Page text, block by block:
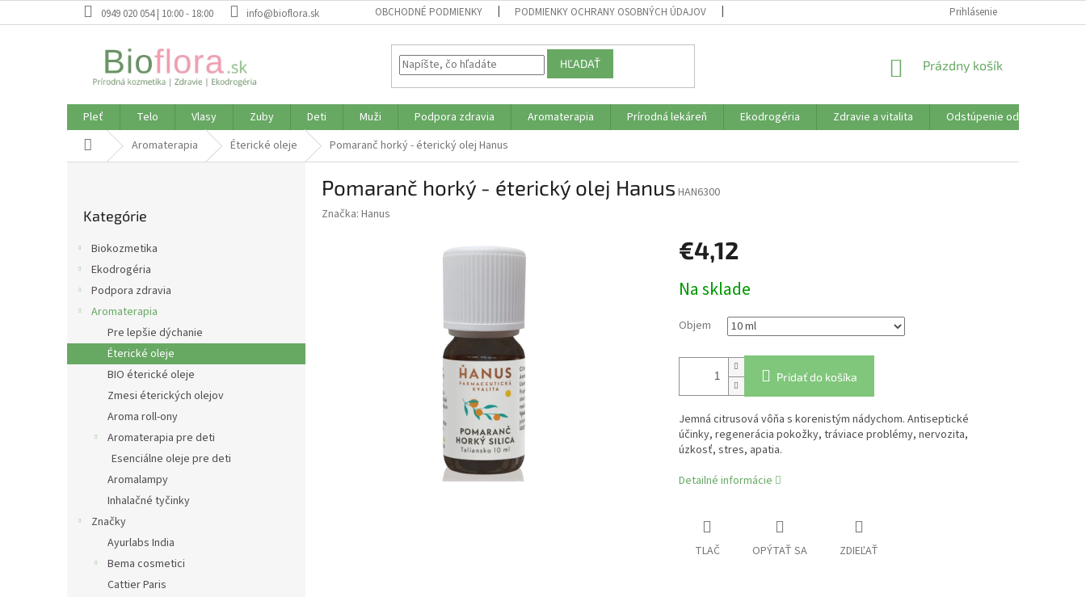
na
0949 020 054 | 10:00 - 18:00 info@bioflora.sk OBCHODNÉ PODMIENKY PODMIENKY OCHRANY OSOBNÝCH ÚDAJOV DOPRAVA PLATBA
Prihlásenie
HĽADAŤ
NÁKUPNÝ
Prázdny košík
Pleť Telo Vlasy Zuby Deti Muži Podpora zdravia Aromaterapia Prírodná lekáreň Ekodrogéria Zdravie a vitalita
Odstúpenie od zmluvy
DomovAromaterapia Éterické oleje Pomaranč horký - éterický olej Hanus
kategórie
Kategórie
Biokozmetika
Ekodrogéria
Podpora zdravia
Aromaterapia
Pre lepšie dýchanie
Éterické oleje
BIO éterické oleje
Zmesi éterických olejov
Aroma roll-ony
Aromaterapia pre deti
Esenciálne oleje pre deti
Aromalampy
Inhalačné tyčinky
Značky
Ayurlabs India
Bema cosmetici
Cattier Paris
Pomaranč horký - éterický olej Hanus HAN6300
Značka: Hanus
€4,12
cena:
Na sklade
Objem
Pridať do košíka
Jemná citrusová vôňa s korenistým nádychom. Antiseptické
účinky, regenerácia pokožky, tráviace problémy, nervozita,
úzkosť, stres, apatia.
Detailné informácie
TLAČ OPÝTAŤ SA ZDIEĽAŤ